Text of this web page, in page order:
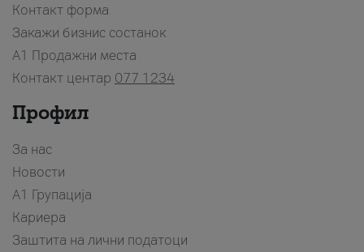
Контакт форма
Закажи бизнис состанок
A1 Продажни места
Контакт центар 077 1234
Профил
За нас
Новости
А1 Групација
Кариера
Заштита на лични податоци